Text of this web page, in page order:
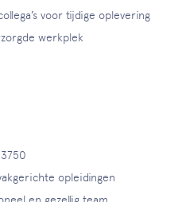
voor tijdige oplevering
werkplek
opleidingen